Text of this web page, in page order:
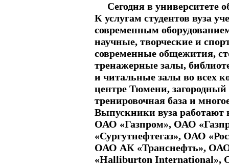
Сегодня в университете
К услугам студентов вуза
современным
научные, творческие и
современные общежития,
тренажерные залы,
и читальные залы во всех
центре Тюмени, загородный
тренировочная база и
Выпускники вуза
ОАО «Газпром», ОАО
«Сургутнефтегаз», ОАО
ОАО АК «Транснефть»,
«Halliburton